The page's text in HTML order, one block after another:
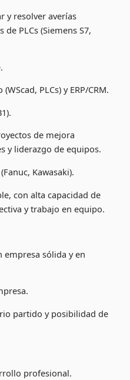
y resolver averías
PLCs (Siemens S7,
PLCs) y ERP/CRM.
de mejora
y liderazgo de equipos.
Kawasaki).
con alta capacidad de
y trabajo en equipo.
empresa sólida y en
partido y posibilidad de
profesional.